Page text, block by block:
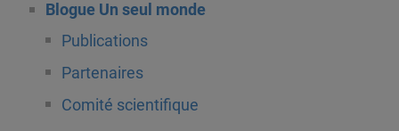
Blogue Un seul monde
Publications
Partenaires
Comité scientifique